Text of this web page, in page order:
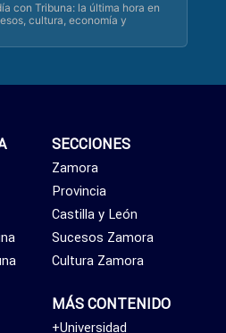
con Tribuna: la última hora en
cultura, economía y
SECCIONES
Zamora
Provincia
Castilla y León
Sucesos Zamora
Cultura Zamora
MÁS CONTENIDO
+Universidad